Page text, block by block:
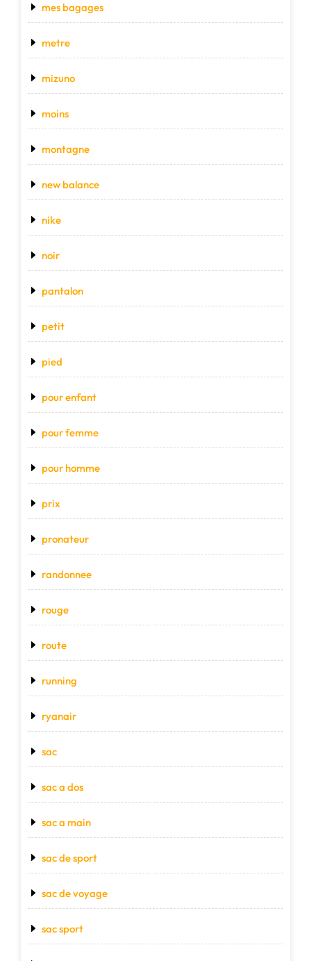
mes bagages
metre
mizuno
moins
montagne
new balance
nike
noir
pantalon
petit
pied
pour enfant
pour femme
pour homme
prix
pronateur
randonnee
rouge
route
running
ryanair
sac
sac a dos
sac a main
sac de sport
sac de voyage
sac sport